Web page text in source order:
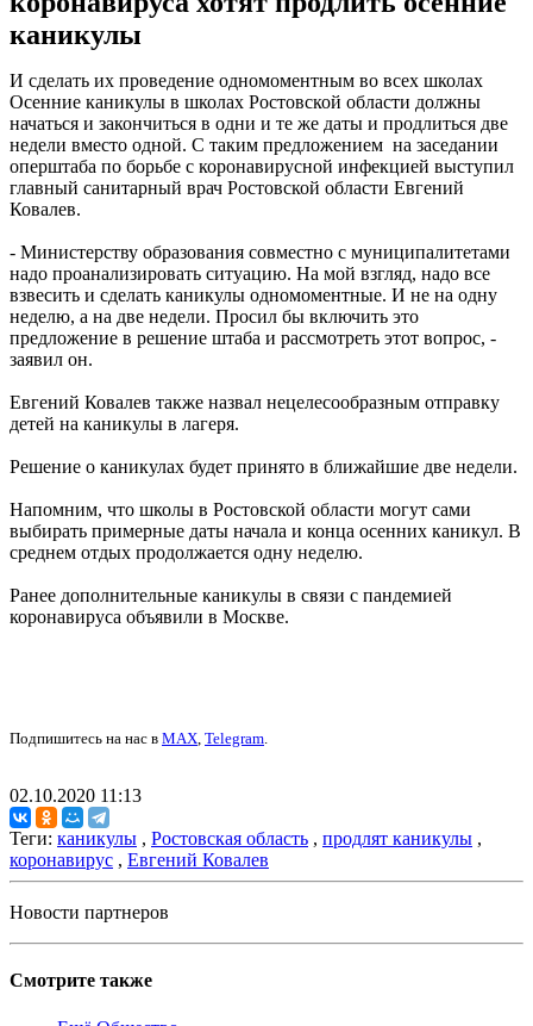
каникулы
И сделать их проведение одномоментным во всех школах
Осенние каникулы в школах Ростовской области должны
начаться и закончиться в одни и те же даты и продлиться две
недели вместо одной. С таким предложением на заседании
оперштаба по борьбе с коронавирусной инфекцией выступил
главный санитарный врач Ростовской области Евгений
Ковалев.
- Министерству образования совместно с муниципалитетами
надо проанализировать ситуацию. На мой взгляд, надо все
взвесить и сделать каникулы одномоментные. И не на одну
неделю, а на две недели. Просил бы включить это
предложение в решение штаба и рассмотреть этот вопрос, -
заявил он.
Евгений Ковалев также назвал нецелесообразным отправку
детей на каникулы в лагеря.
Решение о каникулах будет принято в ближайшие две недели.
Напомним, что школы в Ростовской области могут сами
выбирать примерные даты начала и конца осенних каникул. В
среднем отдых продолжается одну неделю.
Ранее дополнительные каникулы в связи с пандемией
коронавируса объявили в Москве.
Подпишитесь на нас в MAX, Telegram.
02.10.2020 11:13
Теги: каникулы , Ростовская область , продлят каникулы ,
коронавирус , Евгений Ковалев
Новости партнеров
Смотрите также